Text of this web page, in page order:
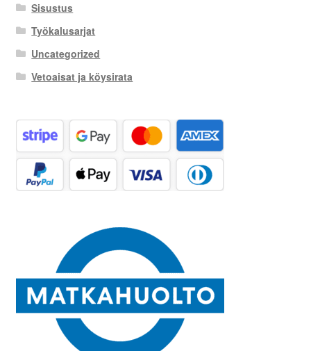
Sisustus
Työkalusarjat
Uncategorized
Vetoaisat ja köysirata